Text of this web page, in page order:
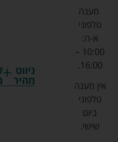
ניווט
מהיר
מענה
טלפוני
א-ה:
10:00 –
16:00.
אין מענה
טלפוני
ביום
שישי.